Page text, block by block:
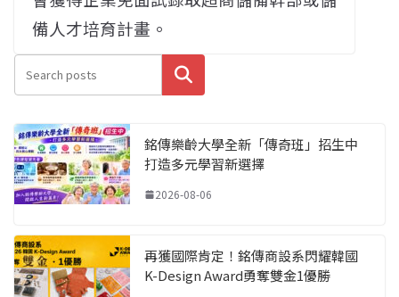
備人才培育計畫。
搜尋
銘傳樂齡大學全新「傳奇班」招生中
打造多元學習新選擇
2026-08-06
再獲國際肯定！銘傳商設系閃耀韓國
K-Design Award勇奪雙金1優勝